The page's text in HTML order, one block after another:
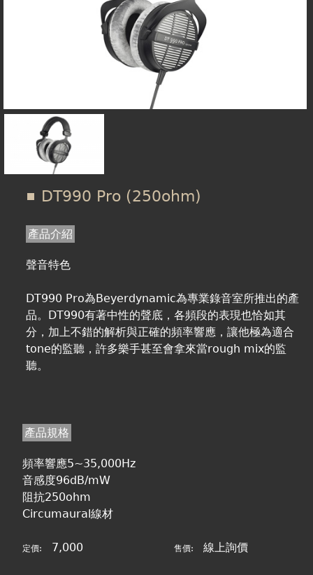
DT990 Pro (250ohm)
產品介紹
聲音特色
DT990 Pro為Beyerdynamic為專業錄音室所推出的產
品。DT990有著中性的聲底，各頻段的表現也恰如其
分，加上不錯的解析與正確的頻率響應，讓他極為適合
tone的監聽，許多樂手甚至會拿來當rough mix的監
聽。
產品規格
頻率響應5~35,000Hz
音感度96dB/mW
阻抗250ohm
Circumaural線材
定價: 7,000 售價: 線上詢價